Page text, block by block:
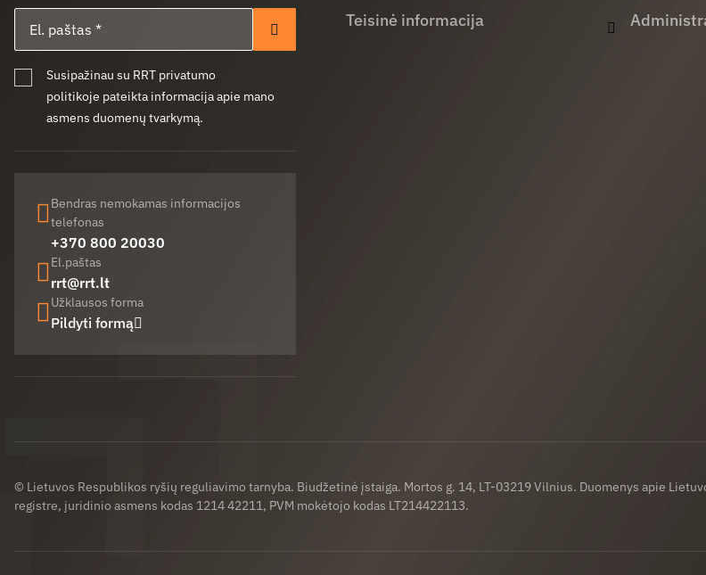
Prenumeruoti
Susipažinau su RRT privatumo
politikoje pateikta informacija apie mano
asmens duomenų tvarkymą.
Bendras nemokamas informacijos
telefonas
+370 800 20030
El.paštas
rrt@rrt.lt
Užklausos forma
Pildyti formą
Teisinė informacija
© Lietuvos Respublikos ryšių reguliavimo tarnyba. Biudžetinė įstaiga. Mortos g. 14, LT-03219 Vilnius. Duomenys apie
registre, juridinio asmens kodas 1214 42211, PVM mokėtojo kodas LT214422113.